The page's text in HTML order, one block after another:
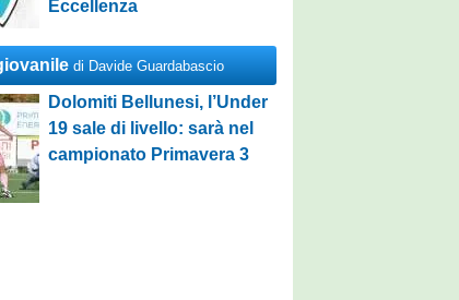
Eccellenza
di Davide Guardabascio
Dolomiti Bellunesi, l’Under
19 sale di livello: sarà nel
campionato Primavera 3